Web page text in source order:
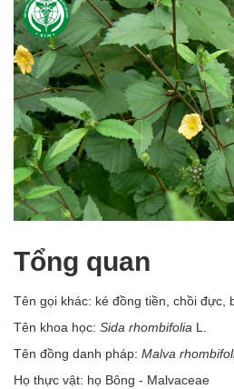
Tổng quan
Tên gọi khác: ké đồng tiền, chồi đực,
Tên khoa học: Sida rhombifolia L.
Tên đồng danh pháp: Malva
Họ thực vật: họ Bông - Malvaceae